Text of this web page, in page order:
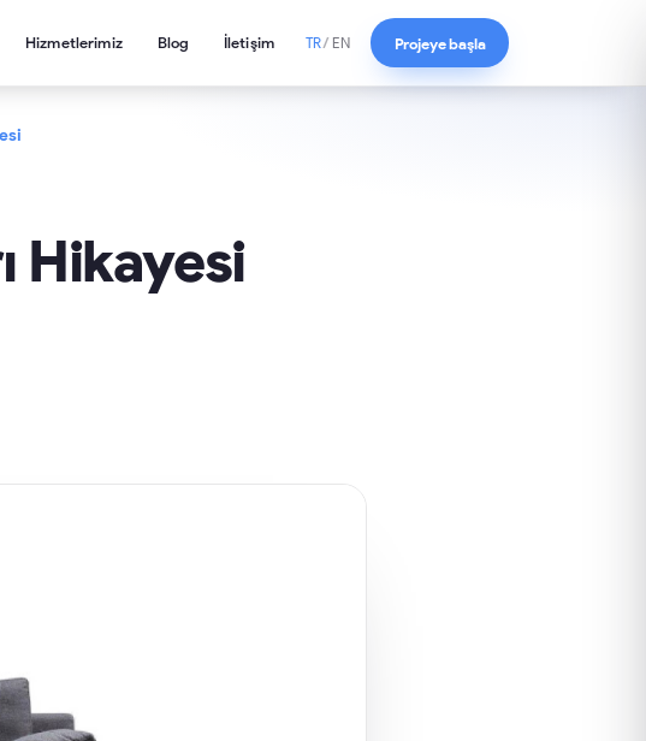
Hizmetlerimiz Blog İletişim TR/ EN Projeye başla
Hikayesi